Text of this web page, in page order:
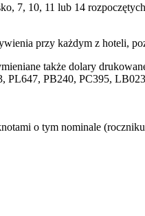
7, 10, 11 lub 14
przy każdym z hoteli,
także dolary
PB240, PC395,
o tym nominale